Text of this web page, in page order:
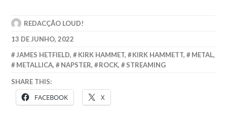
REDACÇÃO LOUD!
13 DE JUNHO, 2022
JAMES HETFIELD, KIRK HAMMET, KIRK HAMMETT, METAL,
METALLICA, NAPSTER, ROCK, STREAMING
SHARE THIS:
FACEBOOK X